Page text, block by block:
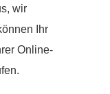
wir
Ihr
Online-